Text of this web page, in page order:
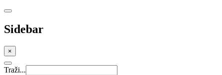
Sidebar
×
Traži...